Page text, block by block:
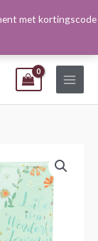
met kortingscode